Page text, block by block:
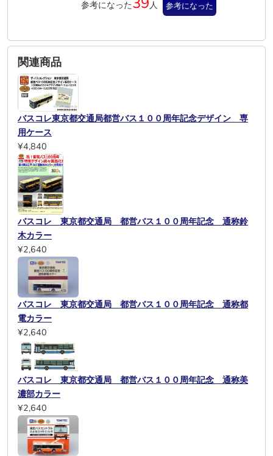
参考になった 人 参考になった
関連商品
バスコレ東京都交通局都営バス１００周年記念デザイン 専
用ケース
¥4,840
バスコレ 東京都交通局 都営バス１００周年記念 通称鈴
木カラー
¥2,640
バスコレ 東京都交通局 都営バス１００周年記念 通称都
電カラー
¥2,640
バスコレ 東京都交通局 都営バス１００周年記念 通称美
濃部カラー
¥2,640